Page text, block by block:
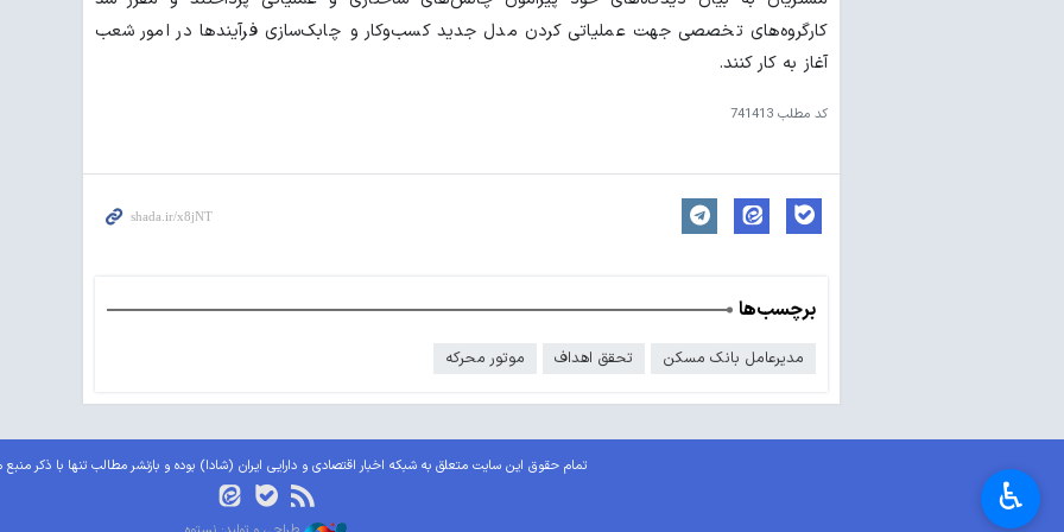
کارگروه‌های تخصصی جهت عملیاتی کردن مدل جدید کسب‌وکار و چابک‌سازی فرآیندها در امور شعب
آغاز به کار کنند.
کد مطلب 741413
برچسب‌ها
مدیرعامل بانک مسکن تحقق اهداف موتور محرکه
تمام حقوق این سایت متعلق به شبکه اخبار اقتصادی و دارایی ایران (شادا) بوده و بازنشر مطالب تنها با ذکر
♿︎